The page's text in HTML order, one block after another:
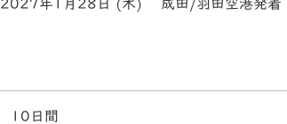
2027年1月28日 (木)
成田/羽田空港発着
10日間